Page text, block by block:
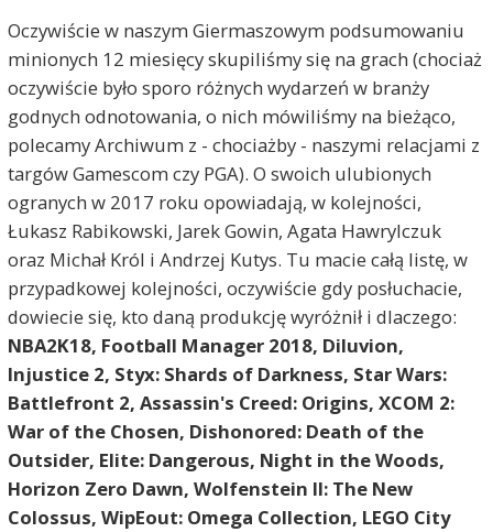
Oczywiście w naszym Giermaszowym podsumowaniu
minionych 12 miesięcy skupiliśmy się na grach (chociaż
oczywiście było sporo różnych wydarzeń w branży
godnych odnotowania, o nich mówiliśmy na bieżąco,
polecamy Archiwum z - chociażby - naszymi relacjami z
targów Gamescom czy PGA). O swoich ulubionych
ogranych w 2017 roku opowiadają, w kolejności,
Łukasz Rabikowski, Jarek Gowin, Agata Hawrylczuk
oraz Michał Król i Andrzej Kutys. Tu macie całą listę, w
przypadkowej kolejności, oczywiście gdy posłuchacie,
dowiecie się, kto daną produkcję wyróżnił i dlaczego:
NBA2K18, Football Manager 2018, Diluvion,
Injustice 2, Styx: Shards of Darkness, Star Wars:
Battlefront 2, Assassin's Creed: Origins, XCOM 2:
War of the Chosen, Dishonored: Death of the
Outsider, Elite: Dangerous, Night in the Woods,
Horizon Zero Dawn, Wolfenstein II: The New
Colossus, WipEout: Omega Collection, LEGO City